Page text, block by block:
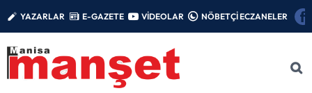
YAZARLAR E-GAZETE VİDEOLAR NÖBETÇİ ECZANELER